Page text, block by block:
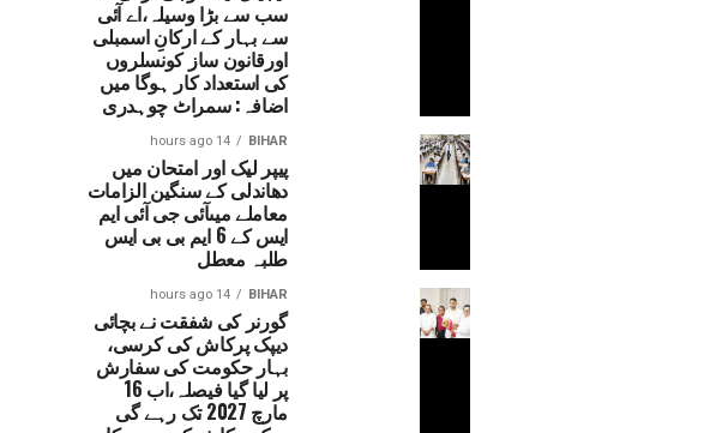
سب سے بڑا وسیلہ،اے آئی
سے بہار کے ارکانِ اسمبلی
اورقانون ساز کونسلروں
کی استعداد کار ہوگا میں
اضافہ: سمراٹ چوہدری
BIHAR
14 hours ago
پیپر لیک اور امتحان میں
دھاندلی کے سنگین الزامات
معاملے میںآئی جی آئی ایم
ایس کے 6 ایم بی بی ایس
طلبہ معطل
BIHAR
14 hours ago
گورنر کی شفقت نے بچائی
دیپک پرکاش کی کرسی،
بہار حکومت کی سفارش
پر لیا گیا فیصلہ،اب 16
مارچ 2027 تک رہے گی